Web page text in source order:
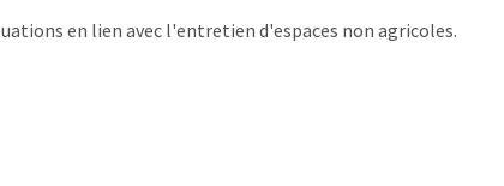
en lien avec l'entretien d'espaces non agricoles.